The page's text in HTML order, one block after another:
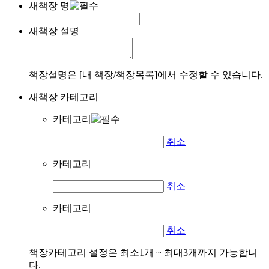
새책장 명
새책장 설명
책장설명은 [내 책장/책장목록]에서 수정할 수 있습니다.
새책장 카테고리
카테고리
취소
카테고리
취소
카테고리
취소
책장카테고리 설정은 최소1개 ~ 최대3개까지 가능합니
다.